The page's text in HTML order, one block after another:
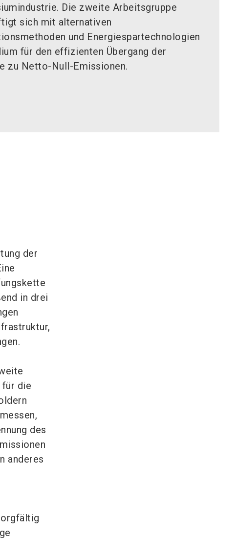
Die zweite Arbeitsgruppe
sich mit alternativen
und Energiespartechnologien
für den effizienten Übergang der
zu Netto-Null-Emissionen.
der
in drei
die
des
anderes